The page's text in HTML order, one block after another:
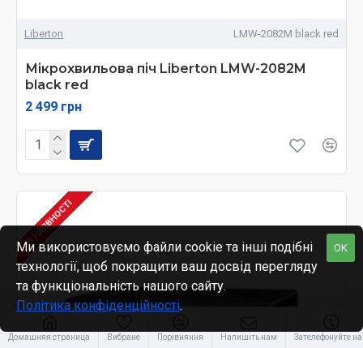
Liberton LMW-2082M black red
Мікрохвильова піч Liberton LMW-2082M
black red
2 499 грн
В НАЯВНОСТІ
Домашняя страница Вибране Порівняння Напишіть нам Зателефонуйте
OK
Ми використовуємо файли cookie та інші подібні
технології, щоб покращити ваш досвід перегляду
та функціональність нашого сайту.
Політика конфіденційності.